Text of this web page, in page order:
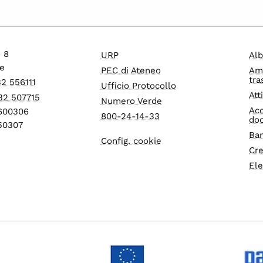
8
556111
507715
URP
PEC di Ateneo
Ufficio Protocollo
Numero Verde
800-24-14-33
Config. cookie